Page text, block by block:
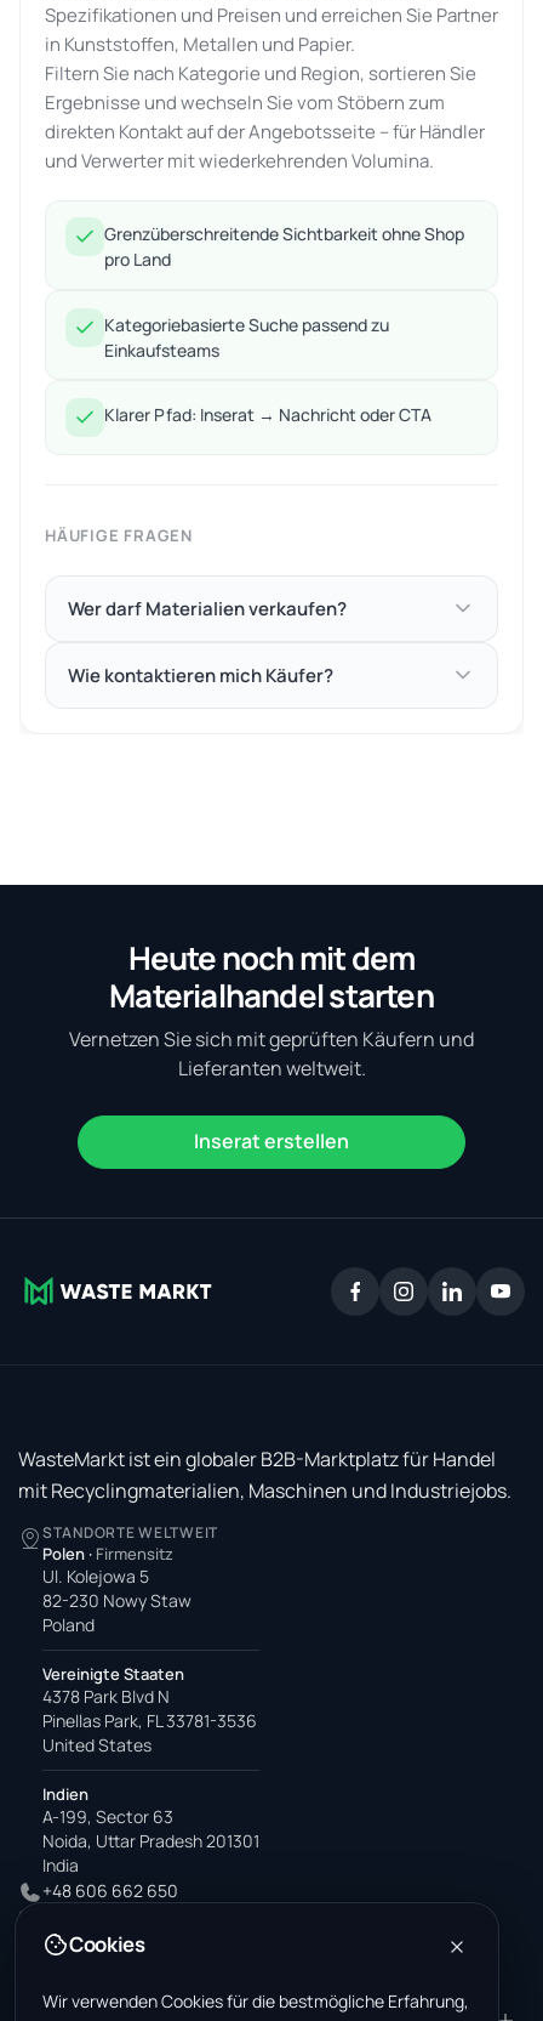
Spezifikationen und Preisen und erreichen Sie Partner
in Kunststoffen, Metallen und Papier.
Filtern Sie nach Kategorie und Region, sortieren Sie
Ergebnisse und wechseln Sie vom Stöbern zum
direkten Kontakt auf der Angebotsseite – für Händler
und Verwerter mit wiederkehrenden Volumina.
Grenzüberschreitende Sichtbarkeit ohne Shop
pro Land
Kategoriebasierte Suche passend zu
Einkaufsteams
Klarer Pfad: Inserat → Nachricht oder CTA
HÄUFIGE FRAGEN
Wer darf Materialien verkaufen?
Wie kontaktieren mich Käufer?
Heute noch mit dem
Materialhandel starten
Vernetzen Sie sich mit geprüften Käufern und
Lieferanten weltweit.
Inserat erstellen
WasteMarkt ist ein globaler B2B-Marktplatz für Handel
mit Recyclingmaterialien, Maschinen und Industriejobs.
STANDORTE WELTWEIT
Polen · Firmensitz
Ul. Kolejowa 5
82-230 Nowy Staw
Poland
Vereinigte Staaten
4378 Park Blvd N
Pinellas Park, FL 33781-3536
United States
Indien
A-199, Sector 63
Noida, Uttar Pradesh 201301
India
+48 606 662 650
office@wastemarkt.com
Cookies
Wir verwenden Cookies für die bestmögliche Erfahrung,